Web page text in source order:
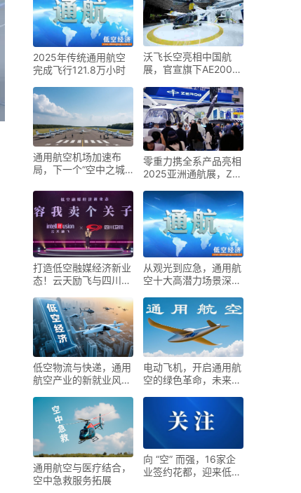
2025年传统通用航空
完成飞行121.8万小时
沃飞长空亮相中国航
展，官宣旗下AE200批
通用航空机场加速布
局，下一个“空中之城”
零重力携全系产品亮相
2025亚洲通航展，ZG-
打造低空融媒经济新业
态！云天励飞与四川卫
从观光到应急，通用航
空十大高潜力场景深度
低空物流与快递，通用
航空产业的新就业风口
电动飞机，开启通用航
空的绿色革命，未来已
通用航空与医疗结合，
空中急救服务拓展
向 “空” 而强，16家企
业签约花都，迎来低空